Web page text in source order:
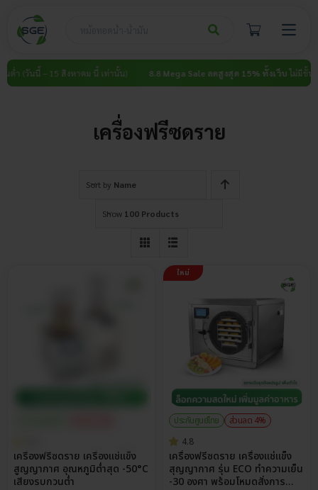
content
ำ (วันนี้ – 15 สิงหาคม นี้ เท่านั้น) 8.8 Mega Sale ลดสูงสุด 15% ทั้งเว็บไม่มีขั้นต่ำ
เครื่องฟรีซดราย
Sort by Name
Show 100 Products
เครื่องฟรีซดราย เครื่องแช่แข็ง
สูญญากาศ อุณหภูมิต่ำสุด -50°C
เสียงรบกวนต่ำ
ใหม่
ประกันศูนย์ไทย
ส่วนลด 4%
4.8
เครื่องฟรีซดราย เครื่องแช่แข็ง
สุญญากาศ รุ่น ECO ทำความเย็น
-30 องศา พร้อมโหมดสั่งการ